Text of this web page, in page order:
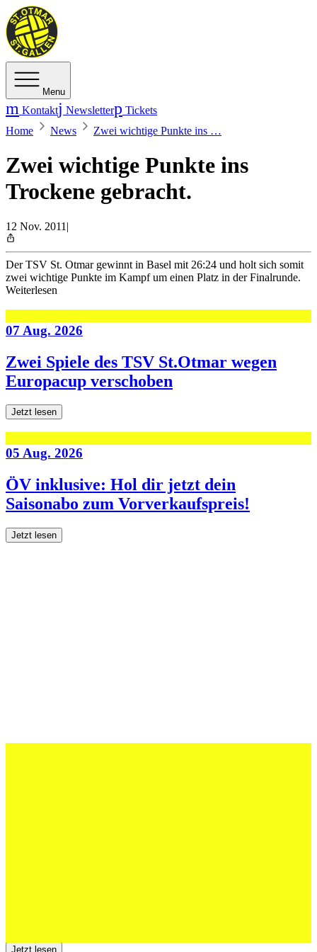
Menu
Kontakt Newsletter
Tickets
Home
News Zwei wichtige Punkte ins …
Zwei wichtige Punkte ins
Trockene gebracht.
12 Nov. 2011 |
Der TSV St. Otmar gewinnt in Basel mit 26:24 und holt sich somit
zwei wichtige Punkte im Kampf um einen Platz in der Finalrunde.
Weiterlesen
07 Aug. 2026
Zwei Spiele des TSV St.Otmar wegen
Europacup verschoben
Jetzt lesen
05 Aug. 2026
ÖV inklusive: Hol dir jetzt dein
Saisonabo zum Vorverkaufspreis!
Jetzt lesen
Jetzt lesen